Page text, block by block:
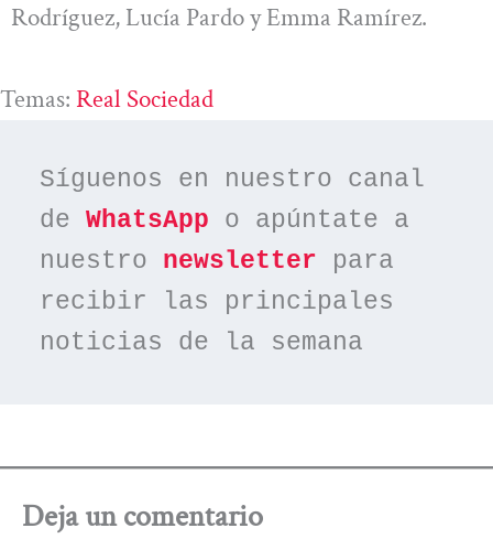
Rodríguez, Lucía Pardo y Emma Ramírez.
Temas: Real Sociedad
Síguenos en nuestro canal
de WhatsApp o apúntate a
nuestro newsletter para
recibir las principales
noticias de la semana
Deja un comentario